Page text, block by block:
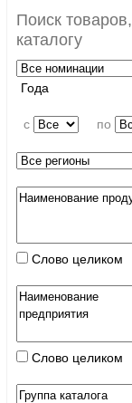
Поиск
каталогу
Года
c по
Слово целиком
Слово целиком